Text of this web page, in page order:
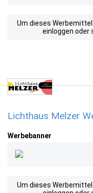
Um dieses
einloggen oder
Lichthaus Melzer
Werbebanner
Um dieses